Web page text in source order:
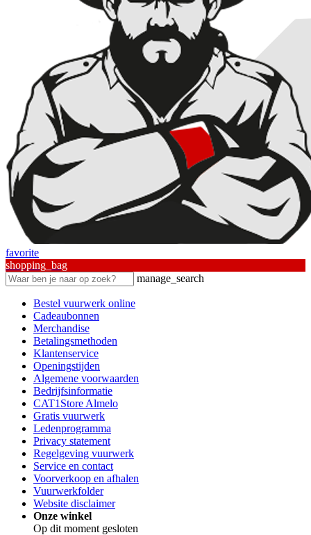
favorite
shopping_bag
manage_search
Bestel vuurwerk online
Cadeaubonnen
Merchandise
Betalingsmethoden
Klantenservice
Openingstijden
Algemene voorwaarden
Bedrijfsinformatie
CAT1Store Almelo
Gratis vuurwerk
Ledenprogramma
Privacy statement
Regelgeving vuurwerk
Service en contact
Voorverkoop en afhalen
Vuurwerkfolder
Website disclaimer
Onze winkel
Op dit moment gesloten